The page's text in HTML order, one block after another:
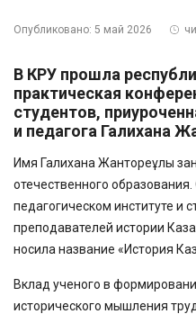
Опубликовано: 5 май 2026
В КРУ прошла
практическая
студентов,
и педагога Галихана
Имя Галихана Жантореұлы
отечественного
педагогическом институте и
преподавателей истории
носила название «История
Вклад ученого в
исторического мышления